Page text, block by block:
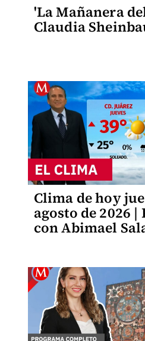
'La Mañanera
Claudia
Clima de hoy
agosto de 2026
con Abimael